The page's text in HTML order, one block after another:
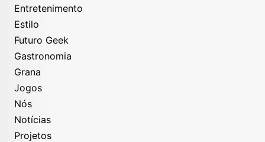
Entretenimento
Estilo
Futuro Geek
Gastronomia
Grana
Jogos
Nós
Notícias
Projetos